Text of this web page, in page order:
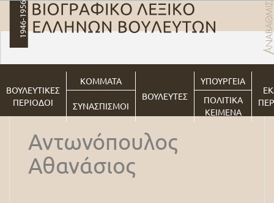
ΒΟΥΛΕΥΤΙΚΕΣ
ΠΕΡΙΟΔΟΙ
ΚΟΜΜΑΤΑ
ΒΟΥΛΕΥΤΕΣ
ΥΠΟΥΡΓΕΙΑ
ΣΥΝΑΣΠΙΣΜΟΙ
ΠΟΛΙΤΙΚΑ
ΚΕΙΜΕΝΑ
Αντωνόπουλος
Αθανάσιος